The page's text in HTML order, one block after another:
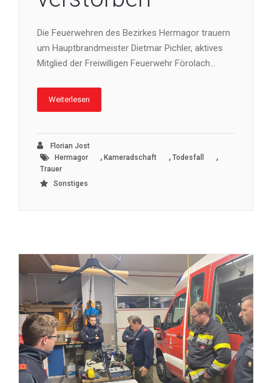
Die Feuerwehren des Bezirkes Hermagor trauern
um Hauptbrandmeister Dietmar Pichler, aktives
Mitglied der Freiwilligen Feuerwehr Förolach…
Weiterlesen
Florian Jost
Hermagor
, Kameradschaft , Todesfall ,
Trauer
Sonstiges